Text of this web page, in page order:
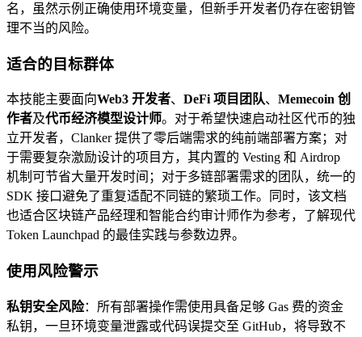
名，虽然示例正确使用环境变量，但新手开发者仍存在密钥管
理不当的风险。
适合的目标群体
本技能主要面向Web3 开发者、 DeFi 项目团队、 Memecoin 创
作者及代币经济模型设计师。对于希望快速启动社区代币的独
立开发者，Clanker 提供了零后端需求的纯前端部署方案；对
于需要复杂激励设计的项目方，其内置的 Vesting 和 Airdrop
机制可节省大量开发时间；对于多链部署需求的团队，统一的
SDK 接口避免了重复适配不同链的繁琐工作。同时，该文档
也适合区块链产品经理和智能合约审计师作为参考，了解现代
Token Launchpad 的最佳实践与参数边界。
使用风险警示
私钥安全风险：所有部署操作需使用具备足够 Gas 费的资金
私钥，一旦环境变量泄露或代码误提交至 GitHub，将导致不